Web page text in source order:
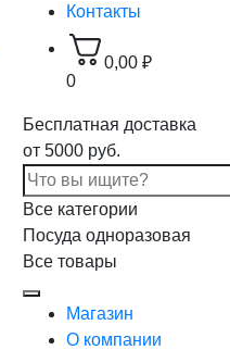
Контакты
0
0,00 ₽
Бесплатная доставка
от 5000 руб.
Все категории
Посуда одноразовая
Все товары
Магазин
О компании